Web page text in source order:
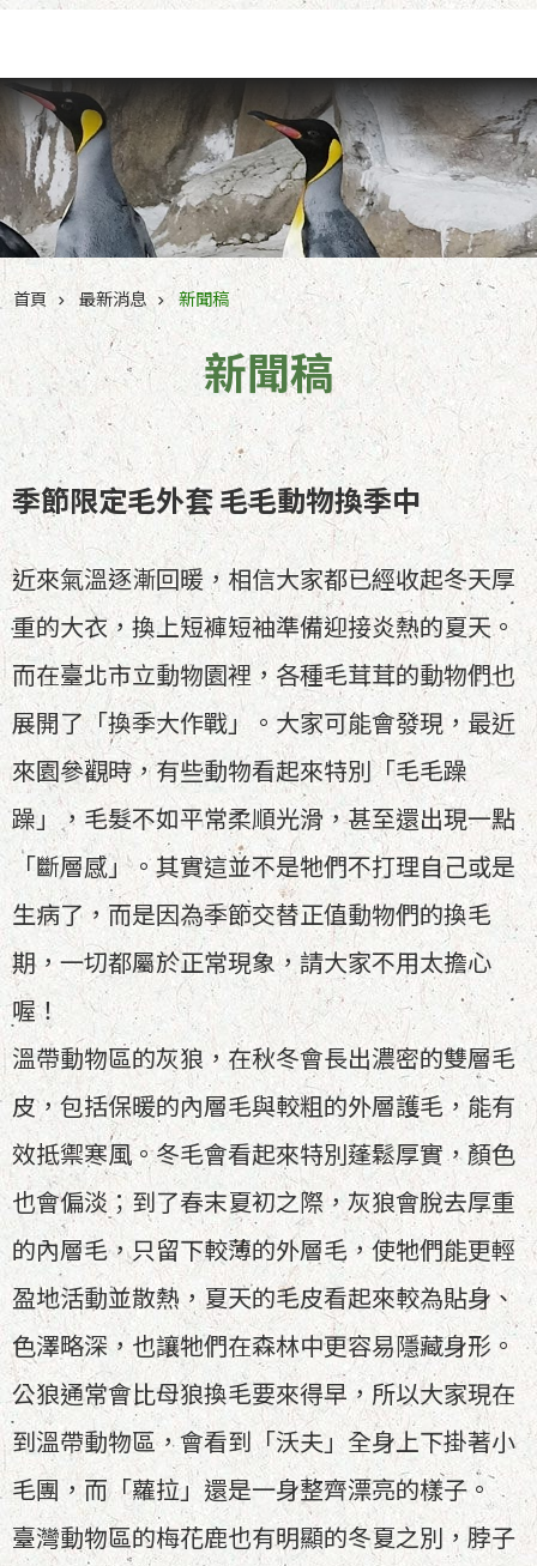
首頁 最新消息 新聞稿
新聞稿
季節限定毛外套 毛毛動物換季中
近來氣溫逐漸回暖，相信大家都已經收起冬天厚
重的大衣，換上短褲短袖準備迎接炎熱的夏天。
而在臺北市立動物園裡，各種毛茸茸的動物們也
展開了「換季大作戰」。大家可能會發現，最近
來園參觀時，有些動物看起來特別「毛毛躁
躁」，毛髮不如平常柔順光滑，甚至還出現一點
「斷層感」。其實這並不是牠們不打理自己或是
生病了，而是因為季節交替正值動物們的換毛
期，一切都屬於正常現象，請大家不用太擔心
喔！
溫帶動物區的灰狼，在秋冬會長出濃密的雙層毛
皮，包括保暖的內層毛與較粗的外層護毛，能有
效抵禦寒風。冬毛會看起來特別蓬鬆厚實，顏色
也會偏淡；到了春末夏初之際，灰狼會脫去厚重
的內層毛，只留下較薄的外層毛，使牠們能更輕
盈地活動並散熱，夏天的毛皮看起來較為貼身、
色澤略深，也讓牠們在森林中更容易隱藏身形。
公狼通常會比母狼換毛要來得早，所以大家現在
到溫帶動物區，會看到「沃夫」全身上下掛著小
毛團，而「蘿拉」還是一身整齊漂亮的樣子。
臺灣動物區的梅花鹿也有明顯的冬夏之別，脖子